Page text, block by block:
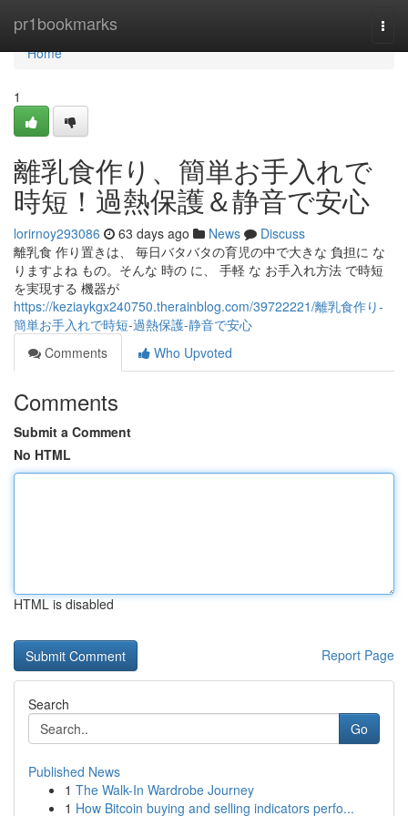
pr1bookmarks
Home
Home
1
離乳食作り、簡単お手入れで
時短！過熱保護＆静音で安心
lorirnoy293086 63 days ago News
Discuss
離乳食 作り置きは、 毎日バタバタの育児の中で大きな 負担に な
りますよね もの。そんな 時の に、 手軽 な お手入れ方法 で時短
を実現する 機器が
https://keziaykgx240750.therainblog.com/39722221/離乳食作り-
簡単お手入れで時短-過熱保護-静音で安心
Comments
Who Upvoted
Comments
Submit a Comment
No HTML
HTML is disabled
Report Page
Search
Go
Published News
1 The Walk-In Wardrobe Journey
1 How Bitcoin buying and selling indicators perfo...